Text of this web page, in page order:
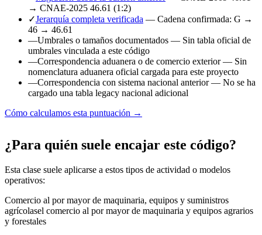
→ CNAE-2025 46.61 (1:2)
✓Jerarquía completa verificada — Cadena confirmada: G →
46 → 46.61
—Umbrales o tamaños documentados — Sin tabla oficial de
umbrales vinculada a este código
—Correspondencia aduanera o de comercio exterior— Sin
nomenclatura aduanera oficial cargada para este proyecto
—Correspondencia con sistema nacional anterior— No se ha
cargado una tabla legacy nacional adicional
Cómo calculamos esta puntuación →
¿Para quién suele encajar este código?
Esta clase suele aplicarse a estos tipos de actividad o modelos
operativos:
Comercio al por mayor de maquinaria, equipos y suministros
agrícolasel comercio al por mayor de maquinaria y equipos agrarios
y forestales